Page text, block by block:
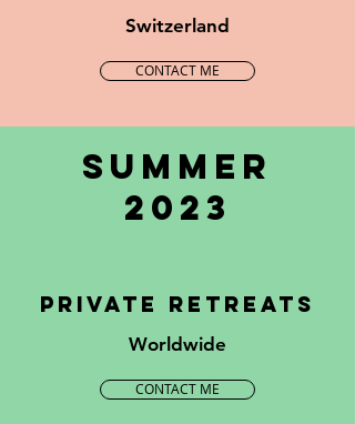
Switzerland
CONTACT ME
summer
2023
private retreats
Worldwide
CONTACT ME